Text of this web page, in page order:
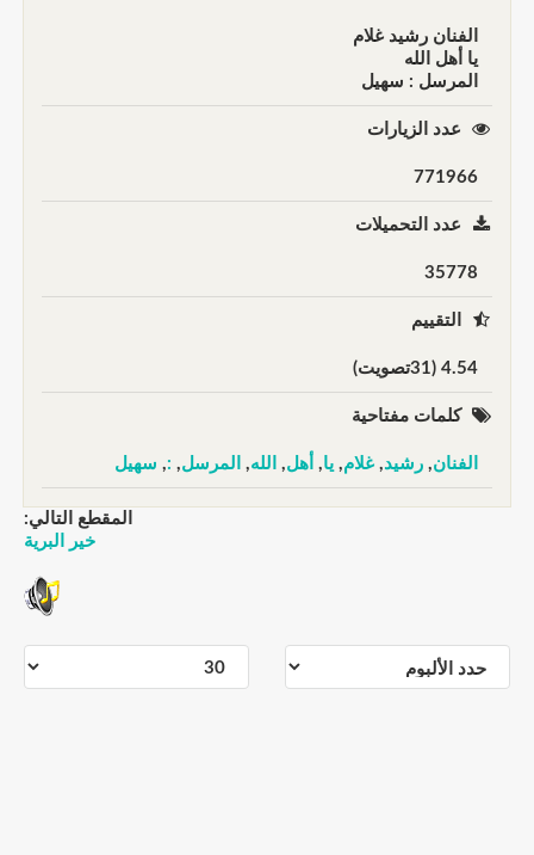
الفنان رشيد غلام
يا أهل الله
المرسل : سهيل
عدد الزيارات
771966
عدد التحميلات
35778
التقييم
4.54 (31تصويت)
كلمات مفتاحية
الفنان, رشيد, غلام, يا, أهل, الله, المرسل,
:
, سهيل
المقطع التالي:
خير البرية